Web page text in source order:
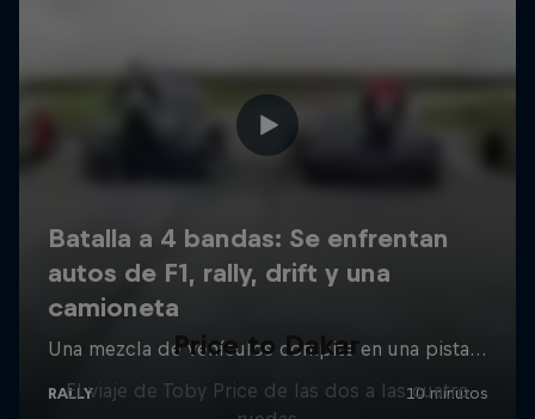
Price to Dakar
El viaje de Toby Price de las dos a las cuatro